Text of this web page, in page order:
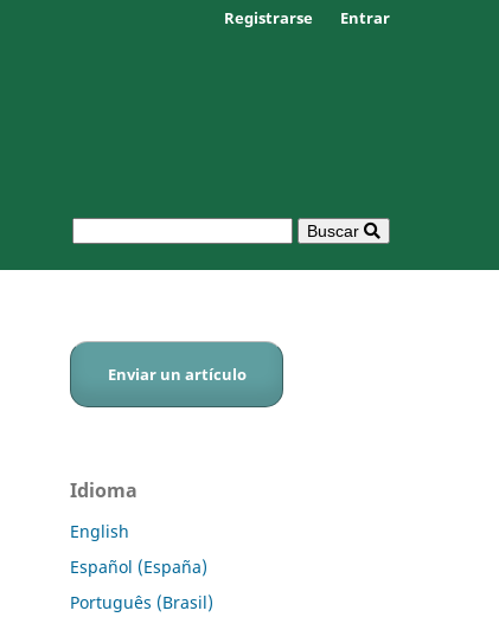
Buscar
Registrarse Entrar
Enviar un artículo
Idioma
English
Español (España)
Português (Brasil)